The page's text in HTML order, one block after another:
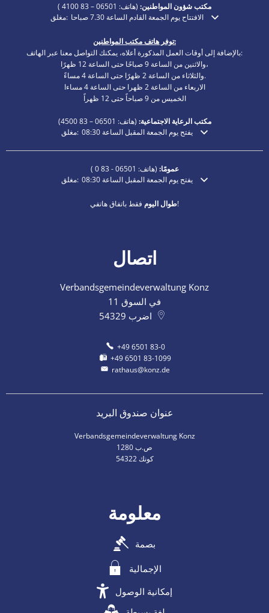
مكتب شؤون المواطنين: (هاتف:
)
انقر لإخفاء أوقات الفتح أو الإغلاق الإضافية
مغلق: الافتتاح يوم الجمعة القادم الساعة 7.30 صباحا
توفر هاتف مكتب المواطنين:
بالإضافة إلى أوقات العمل المذكورة أعلاه، يمكنك التواصل معنا عبر الهاتف:
والاثنين من الساعة 9 صباحًا حتى الساعة 12 ظهرًا،
والثلاثاء من الساعة 2 ظهرًا حتى الساعة 4 مساءً.
الاربعاء من الساعة 2 ظهرا حتى الساعة 4 مساءا
الخميس من 9 صباحاً حتى 12 ظهراً
مكتب الرعاية الاجتماعية: (هاتف:
4500)
انقر لإخفاء أوقات الفتح أو الإغلاق الإضافية
مغلق: يفتح يوم الجمعة المقبل الساعة 08:30
عمومًا: (هاتف:
)
انقر لإخفاء أوقات الفتح أو الإغلاق الإضافية
مغلق: يفتح يوم الجمعة المقبل الساعة 08:30
طوال اليومفقط باتفاق هاتفي!
اتصال
Verbandsgemeindeverwaltung Konz
في السوق 11
54329 اضرب
+49 6501 83-0
+49 6501 83-1099
rathaus@konz.de
عنوان صندوق البريد
Verbandsgemeindeverwaltung Konz
ص.ب 1280
54322 كونك
معلومة
بصمة
الإجمالية
إمكانية الوصول